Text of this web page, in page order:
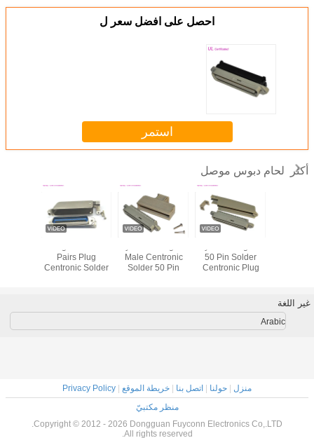
احصل على افضل سعر ل
استمر
أكثر لحام دبوس موصل
Pairs Plug
Centronic Solder
Male Centronic
Solder 50 Pin
50 Pin Solder
Centronic Plug
غير اللغة
Arabic
منزل حولنا اتصل بنا خريطة الموقع
Privacy Policy
منظر مكتبيّ
Copyright © 2012 - 2026 Dongguan Fuyconn Electronics Co,.LTD.
All rights reserved.